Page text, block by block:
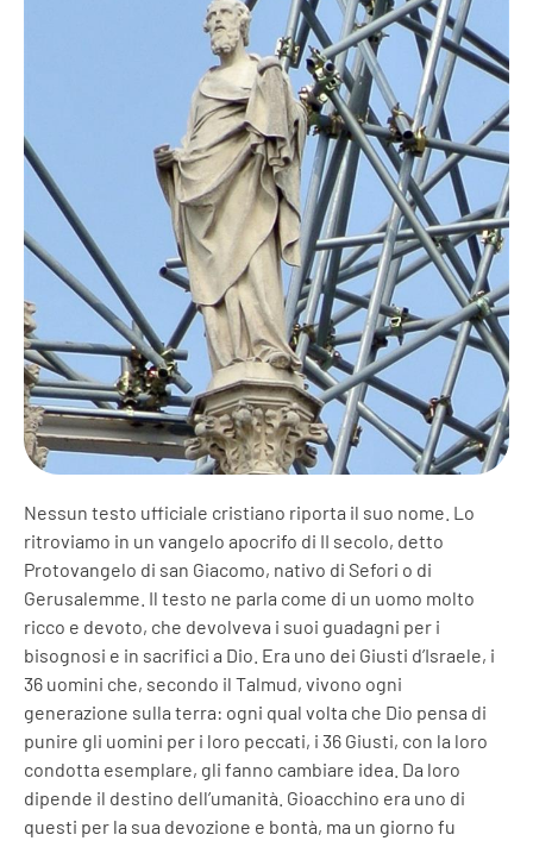
Nessun testo ufficiale cristiano riporta il suo nome. Lo
ritroviamo in un vangelo apocrifo di II secolo, detto
Protovangelo di san Giacomo, nativo di Sefori o di
Gerusalemme. Il testo ne parla come di un uomo molto
ricco e devoto, che devolveva i suoi guadagni per i
bisognosi e in sacrifici a Dio. Era uno dei Giusti d’Israele, i
36 uomini che, secondo il Talmud, vivono ogni
generazione sulla terra: ogni qual volta che Dio pensa di
punire gli uomini per i loro peccati, i 36 Giusti, con la loro
condotta esemplare, gli fanno cambiare idea. Da loro
dipende il destino dell’umanità. Gioacchino era uno di
questi per la sua devozione e bontà, ma un giorno fu